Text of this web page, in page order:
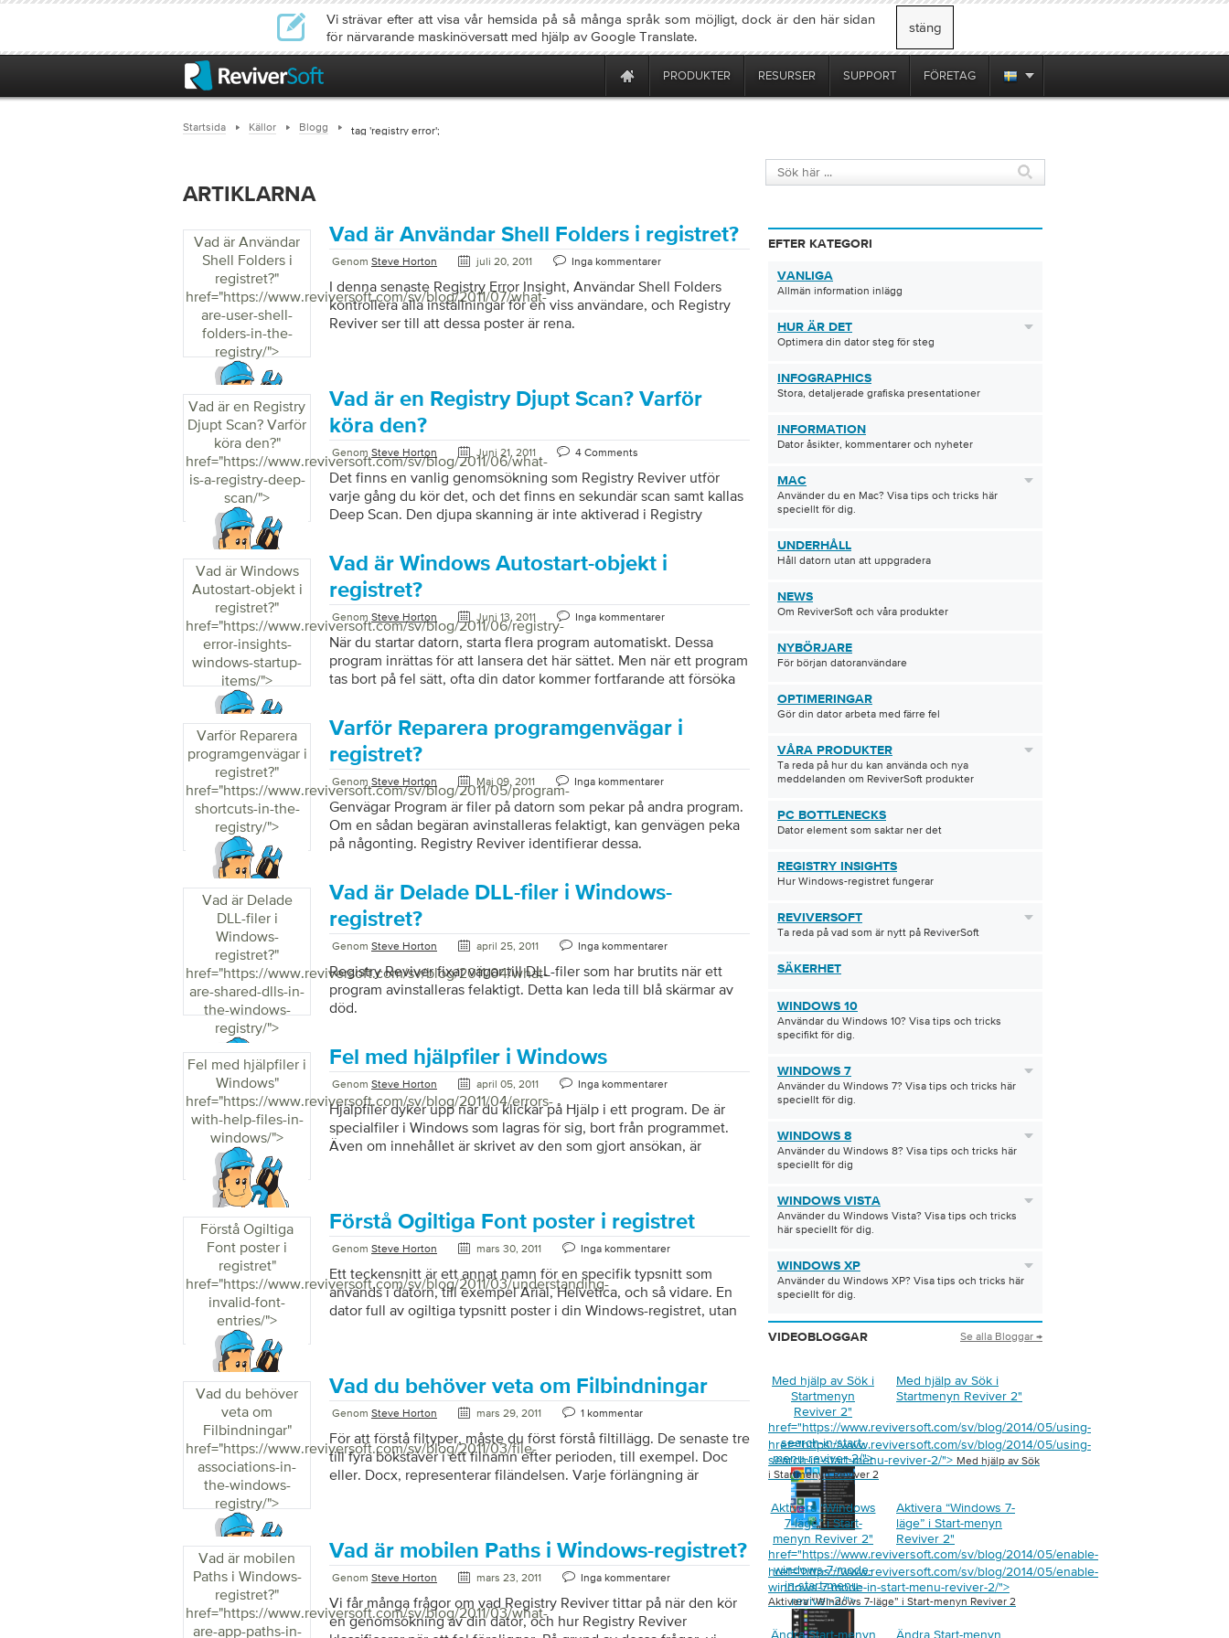
Vi strävar efter att visa vår hemsida på så många språk som möjligt, dock är den här sidan
för närvarande maskinöversatt med hjälp av Google Translate.
stäng
PRODUKTER RESURSER SUPPORT FÖRETAG
Startsida Källor Blogg tag 'registry error';
ARTIKLARNA
Vad är Användar
Shell Folders i
registret?"
href="https://www.reviversoft.com/sv/blog/2011/07/what-
are-user-shell-
folders-in-the-
registry/">
Vad är Användar Shell Folders i registret?
Genom Steve Horton juli 20, 2011 Inga kommentarer
I denna senaste Registry Error Insight, Användar Shell Folders
kontrollera alla inställningar för en viss användare, och Registry
Reviver ser till att dessa poster är rena.
Vad är en Registry
Djupt Scan? Varför
köra den?"
href="https://www.reviversoft.com/sv/blog/2011/06/what-
is-a-registry-deep-
scan/">
Vad är en Registry Djupt Scan? Varför
köra den?
Genom Steve Horton Juni 21, 2011 4 Comments
Det finns en vanlig genomsökning som Registry Reviver utför
varje gång du kör det, och det finns en sekundär scan samt kallas
Deep Scan. Den djupa skanning är inte aktiverad i Registry
toppen, och välj djup skanning kryssrutan. Utför sedan
genomsökningen.
Vad är Windows
Autostart-objekt i
registret?"
href="https://www.reviversoft.com/sv/blog/2011/06/registry-
error-insights-
windows-startup-
items/">
Vad är Windows Autostart-objekt i
registret?
Genom Steve Horton Juni 13, 2011 Inga kommentarer
När du startar datorn, starta flera program automatiskt. Dessa
program inrättas för att lansera det här sättet. Men när ett program
tas bort på fel sätt, ofta din dator kommer fortfarande att försöka
Varför Reparera
programgenvägar i
registret?"
href="https://www.reviversoft.com/sv/blog/2011/05/program-
shortcuts-in-the-
registry/">
Varför Reparera programgenvägar i
registret?
Genom Steve Horton Maj 09, 2011 Inga kommentarer
Genvägar Program är filer på datorn som pekar på andra program.
Om en sådan begäran avinstalleras felaktigt, kan genvägen peka
på någonting. Registry Reviver identifierar dessa.
Vad är Delade
DLL-filer i
Windows-
registret?"
href="https://www.reviversoft.com/sv/blog/2011/04/what-
are-shared-dlls-in-
the-windows-
registry/">
Vad är Delade DLL-filer i Windows-
registret?
Genom Steve Horton april 25, 2011 Inga kommentarer
Registry Reviver fixar vägar till DLL-filer som har brutits när ett
program avinstalleras felaktigt. Detta kan leda till blå skärmar av
död.
Fel med hjälpfiler i
Windows"
href="https://www.reviversoft.com/sv/blog/2011/04/errors-
with-help-files-in-
windows/">
Fel med hjälpfiler i Windows
Genom Steve Horton april 05, 2011 Inga kommentarer
Hjälpfiler dyker upp när du klickar på Hjälp i ett program. De är
specialfiler i Windows som lagras för sig, bort från programmet.
Även om innehållet är skrivet av den som gjort ansökan, är
Förstå Ogiltiga
Font poster i
registret"
href="https://www.reviversoft.com/sv/blog/2011/03/understanding-
invalid-font-
entries/">
Förstå Ogiltiga Font poster i registret
Genom Steve Horton mars 30, 2011 Inga kommentarer
Ett teckensnitt är ett annat namn för en specifik typsnitt som
används i datorn, till exempel Arial, Helvetica, och så vidare. En
dator full av ogiltiga typsnitt poster i din Windows-registret, utan
Vad du behöver
veta om
Filbindningar"
href="https://www.reviversoft.com/sv/blog/2011/03/file-
associations-in-
the-windows-
registry/">
Vad du behöver veta om Filbindningar
Genom Steve Horton mars 29, 2011 1 kommentar
För att förstå filtyper, måste du först förstå filtillägg. De senaste tre
till fyra bokstäver i ett filnamn efter perioden, till exempel. Doc
eller. Docx, representerar filändelsen. Varje förlängning är
historia av dessa filtyper.
Vad är mobilen
Paths i Windows-
registret?"
href="https://www.reviversoft.com/sv/blog/2011/03/what-
are-app-paths-in-
Vad är mobilen Paths i Windows-registret?
Genom Steve Horton mars 23, 2011 Inga kommentarer
Vi får många frågor om vad Registry Reviver tittar på när den kör
en genomsökning av din dator, och hur Registry Reviver
EFTER KATEGORI
VANLIGA
Allmän information inlägg
HUR ÄR DET
Optimera din dator steg för steg
INFOGRAPHICS
Stora, detaljerade grafiska presentationer
INFORMATION
Dator åsikter, kommentarer och nyheter
MAC
Använder du en Mac? Visa tips och tricks här
speciellt för dig.
UNDERHÅLL
Håll datorn utan att uppgradera
NEWS
Om ReviverSoft och våra produkter
NYBÖRJARE
För början datoranvändare
OPTIMERINGAR
Gör din dator arbeta med färre fel
VÅRA PRODUKTER
Ta reda på hur du kan använda och nya
meddelanden om ReviverSoft produkter
PC BOTTLENECKS
Dator element som saktar ner det
REGISTRY INSIGHTS
Hur Windows-registret fungerar
REVIVERSOFT
Ta reda på vad som är nytt på ReviverSoft
SÄKERHET
WINDOWS 10
Användar du Windows 10? Visa tips och tricks
specifikt för dig.
WINDOWS 7
Använder du Windows 7? Visa tips och tricks här
speciellt för dig.
WINDOWS 8
Använder du Windows 8? Visa tips och tricks här
speciellt för dig
WINDOWS VISTA
Använder du Windows Vista? Visa tips och tricks
här speciellt för dig.
WINDOWS XP
Använder du Windows XP? Visa tips och tricks här
speciellt för dig.
VIDEOBLOGGAR Se alla Bloggar →
Med hjälp av Sök i
Startmenyn
Reviver 2"
href="https://www.reviversoft.com/sv/blog/2014/05/using-
search-in-start-
menu-reviver-2/">
Med hjälp av Sök i
Startmenyn Reviver 2"
href="https://www.reviversoft.com/sv/blog/2014/05/using-
search-in-start-menu-reviver-2/"> Med hjälp av Sök
i Startmenyn Reviver 2
Aktivera “Windows
7-läge” i Start-
menyn Reviver 2"
href="https://www.reviversoft.com/sv/blog/2014/05/enable-
windows-7-mode-
in-start-menu-
reviver-2/">
Aktivera “Windows 7-
läge” i Start-menyn
Reviver 2"
href="https://www.reviversoft.com/sv/blog/2014/05/enable-
windows-7-mode-in-start-menu-reviver-2/">
Aktivera “Windows 7-läge” i Start-menyn Reviver 2
Ändra Start-menyn
Ändra Start-menyn